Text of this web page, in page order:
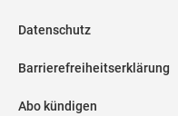
Datenschutz
Barrierefreiheitserklärung
Abo kündigen